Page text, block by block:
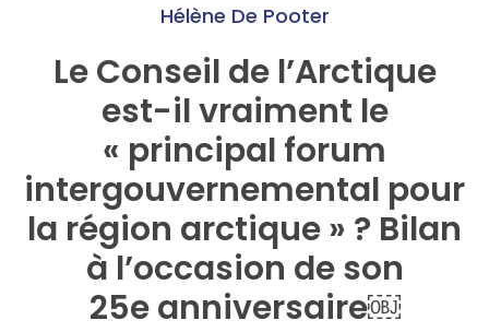
Hélène De Pooter
Le Conseil de l’Arctique
est-il vraiment le
« principal forum
intergouvernemental pour
la région arctique » ? Bilan
à l’occasion de son
25e anniversaire￼